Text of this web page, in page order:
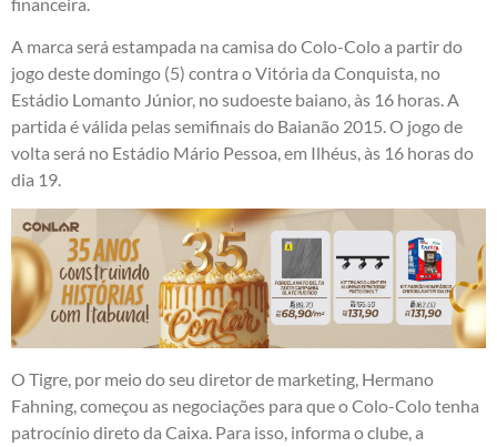
A marca será estampada na camisa do Colo-Colo a partir do
jogo deste domingo (5) contra o Vitória da Conquista, no
Estádio Lomanto Júnior, no sudoeste baiano, às 16 horas. A
partida é válida pelas semifinais do Baianão 2015. O jogo de
volta será no Estádio Mário Pessoa, em Ilhéus, às 16 horas do
dia 19.
O Tigre, por meio do seu diretor de marketing, Hermano
Fahning, começou as negociações para que o Colo-Colo tenha
patrocínio direto da Caixa. Para isso, informa o clube, a